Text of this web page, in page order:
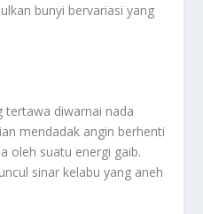
bunyi bervariasi yang
tertawa diwarnai nada
mendadak angin berhenti
oleh suatu energi gaib.
sinar kelabu yang aneh